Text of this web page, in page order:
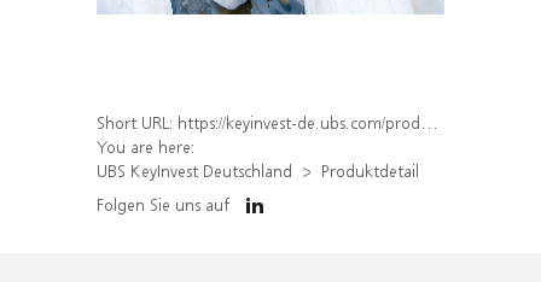
Short URL: https://keyinvest-de.ubs.com/produkt/detail/index/isin/DE000WA9ARZ3
You are here:
UBS KeyInvest Deutschland
Produktdetail
Folgen Sie uns auf